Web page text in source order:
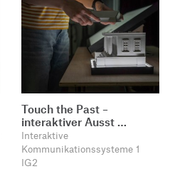
Touch the Past –
interaktiver Ausst …
Interaktive
Kommunikationssysteme 1
IG2